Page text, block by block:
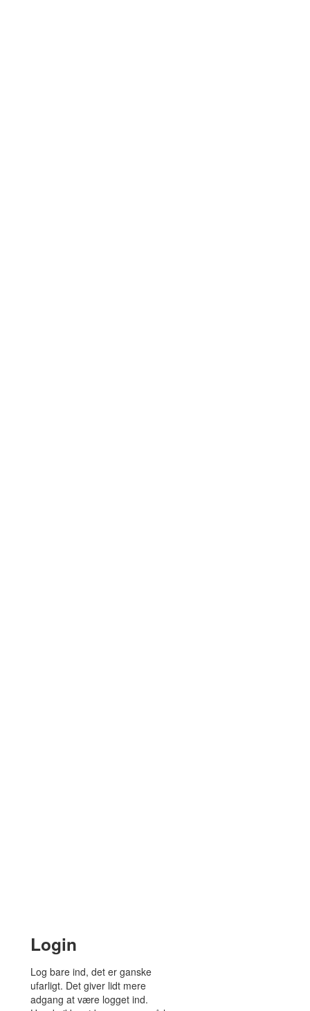
Login
Log bare ind, det er ganske
ufarligt. Det giver lidt mere
adgang at være logget ind.